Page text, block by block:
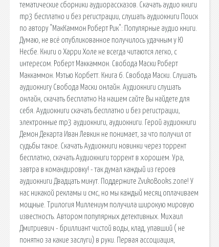
тематические сборники аудиорассказов. Скачать аудио книги
mp3 бесплатно и без регистрации, слушать аудиокниги Поиск
по автору "МакКаммон Роберт Рик": Популярные аудио книги.
Думаю, не всё опубликованное получилось удачным у Ю
Несбе. Книги о Харри Холе не всегда читаются легко, с
интересом. Роберт Маккаммон. Свобода Маски Роберт
Маккаммон. Мэтью Корбетт. Книга 6. Свобода Маски. Слушать
аудиокнигу Свобода Маски онлайн. Аудиокниги слушать
онлайн, скачать бесплатно На нашем сайте Вы найдете для
себя. Аудиокниги скачать бесплатно и без регистрации,
электронные mp3 аудиокниги, аудиокниги. Герой аудиокниги
Демон Декарта Иван Левкин не понимает, за что получил от
судьбы такое. Скачать Аудиокниги новинки через торрент
бесплатно, скачать Аудиокниги торрент в хорошем. Ура,
завтра в командировку! - так думал каждый из героев
аудиокниги Двадцать минут. Поддержите ZvukoBooks.zone! У
нас никакой рекламы и смс, но мы каждый месяц оплачиваем
мощные. Трилогия Миллениум получила широкую мировую
известность. Автором популярных детективных. Михаил
Дмитриевич - бриллиант чистой воды, клад, упавший ( не
понятно за какие заслуги) в руки. Первая ассоциация,